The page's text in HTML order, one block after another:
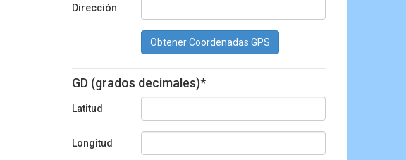
Dirección
Obtener Coordenadas GPS
GD (grados decimales)*
Latitud
Longitud